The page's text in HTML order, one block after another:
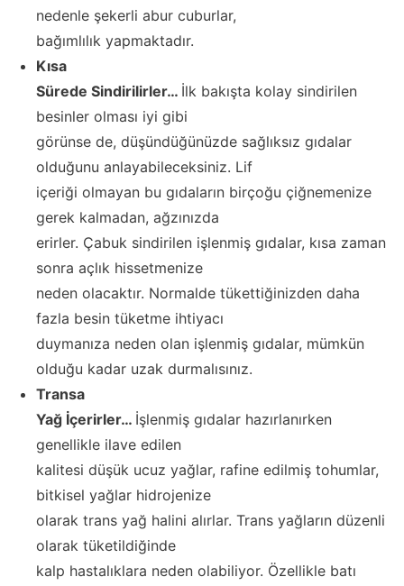
nedenle şekerli abur cuburlar,
bağımlılık yapmaktadır.
Kısa
Sürede Sindirilirler… İlk bakışta kolay sindirilen
besinler olması iyi gibi
görünse de, düşündüğünüzde sağlıksız gıdalar
olduğunu anlayabileceksiniz. Lif
içeriği olmayan bu gıdaların birçoğu çiğnemenize
gerek kalmadan, ağzınızda
erirler. Çabuk sindirilen işlenmiş gıdalar, kısa zaman
sonra açlık hissetmenize
neden olacaktır. Normalde tükettiğinizden daha
fazla besin tüketme ihtiyacı
duymanıza neden olan işlenmiş gıdalar, mümkün
olduğu kadar uzak durmalısınız.
Transa
Yağ İçerirler… İşlenmiş gıdalar hazırlanırken
genellikle ilave edilen
kalitesi düşük ucuz yağlar, rafine edilmiş tohumlar,
bitkisel yağlar hidrojenize
olarak trans yağ halini alırlar. Trans yağların düzenli
olarak tüketildiğinde
kalp hastalıklara neden olabiliyor. Özellikle batı